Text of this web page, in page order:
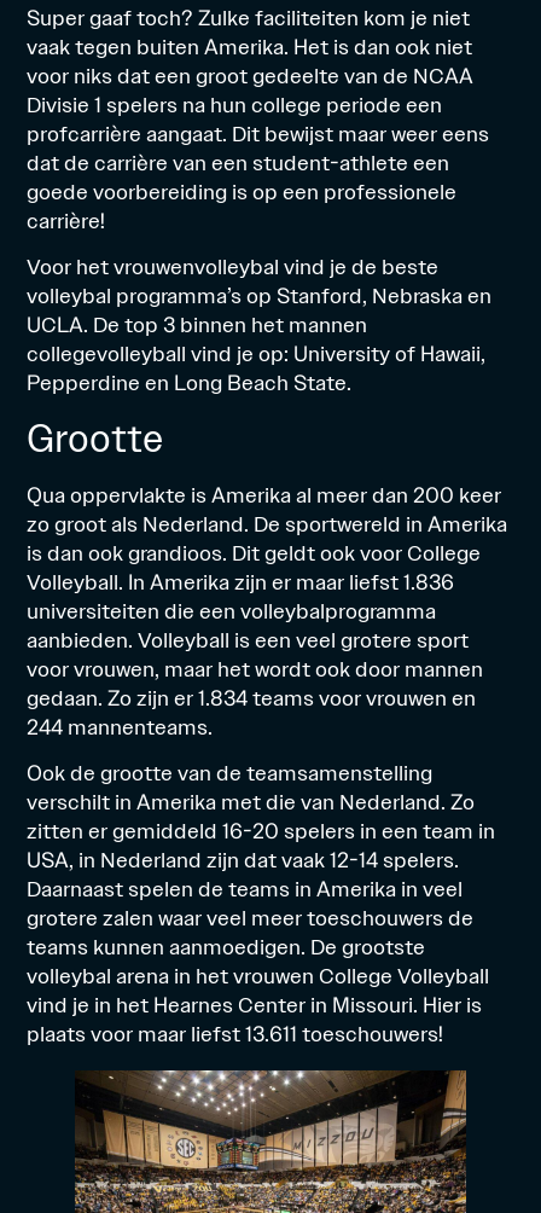
Super gaaf toch? Zulke faciliteiten kom je niet
vaak tegen buiten Amerika. Het is dan ook niet
voor niks dat een groot gedeelte van de NCAA
Divisie 1 spelers na hun college periode een
profcarrière aangaat. Dit bewijst maar weer eens
dat de carrière van een student-athlete een
goede voorbereiding is op een professionele
carrière!
Voor het vrouwenvolleybal vind je de beste
volleybal programma’s op Stanford, Nebraska en
UCLA. De top 3 binnen het mannen
collegevolleyball vind je op: University of Hawaii,
Pepperdine en Long Beach State.
Grootte
Qua oppervlakte is Amerika al meer dan 200 keer
zo groot als Nederland. De sportwereld in Amerika
is dan ook grandioos. Dit geldt ook voor College
Volleyball. In Amerika zijn er maar liefst 1.836
universiteiten die een volleybalprogramma
aanbieden. Volleyball is een veel grotere sport
voor vrouwen, maar het wordt ook door mannen
gedaan. Zo zijn er 1.834 teams voor vrouwen en
244 mannenteams.
Ook de grootte van de teamsamenstelling
verschilt in Amerika met die van Nederland. Zo
zitten er gemiddeld 16-20 spelers in een team in
USA, in Nederland zijn dat vaak 12-14 spelers.
Daarnaast spelen de teams in Amerika in veel
grotere zalen waar veel meer toeschouwers de
teams kunnen aanmoedigen. De grootste
volleybal arena in het vrouwen College Volleyball
vind je in het Hearnes Center in Missouri. Hier is
plaats voor maar liefst 13.611 toeschouwers!